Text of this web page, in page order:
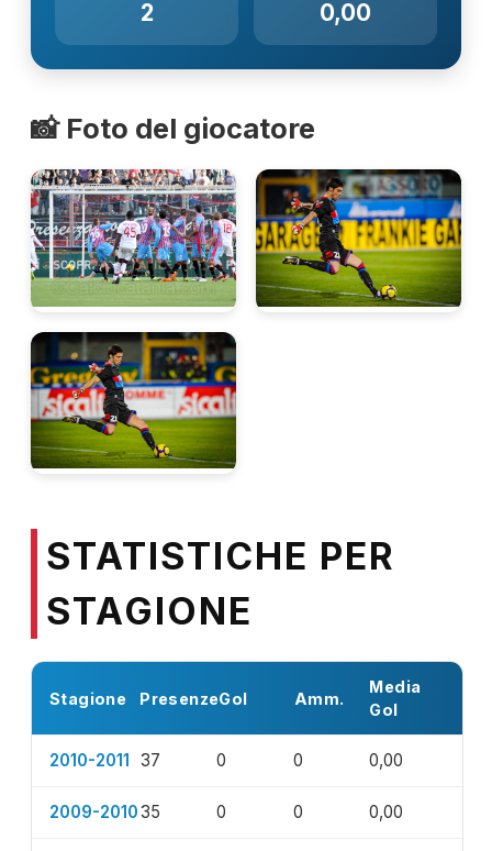
2 0,00
📸 Foto del giocatore
STATISTICHE PER
STAGIONE
Stagione PresenzeGol Amm.
Media
Gol
2010-2011 37 0 0 0,00
2009-201035 0 0 0,00